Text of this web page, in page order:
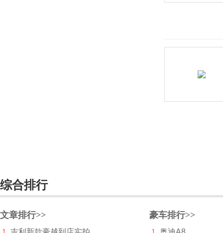
刺猬汽车
综合排行
文章排行>> 豪车排行>>